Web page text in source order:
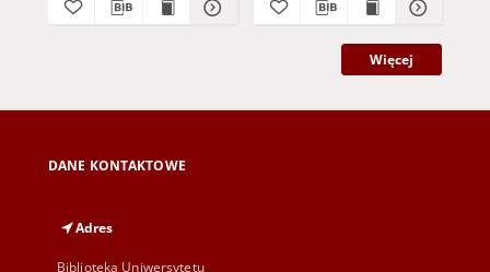
Więcej
DANE KONTAKTOWE
Adres
Biblioteka Uniwersytetu